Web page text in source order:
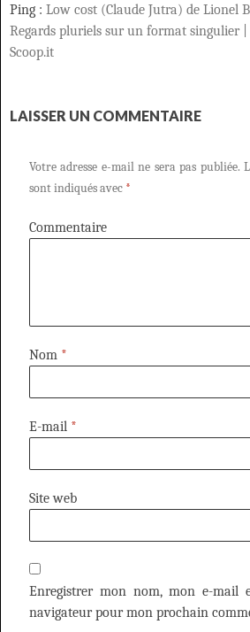
Ping : Low cost (Claude Jutra) de Lionel
Regards pluriels sur un format singulier |
Scoop.it
LAISSER UN COMMENTAIRE
Votre adresse e-mail ne sera pas publiée.
sont indiqués avec *
Commentaire
Nom *
E-mail *
Site web
Enregistrer mon nom, mon e-mail
navigateur pour mon prochain